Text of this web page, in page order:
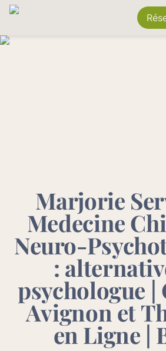
Marjorie
Medecine
Neuro-
:
psychologue |
Avignon et
en Ligne |